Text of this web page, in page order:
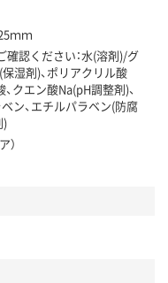
ｍｍ
認ください：水(溶剤)/グ
湿剤)、ポリアクリル酸
クエン酸Na(pH調整剤)、
ン、エチルパラベン(防腐
)
）